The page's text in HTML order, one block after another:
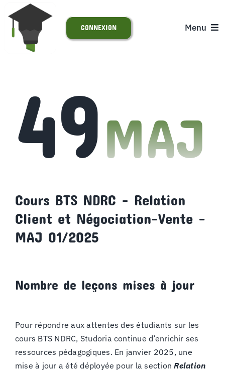
Passer
contenu
Menu
S’INSCRIRE
ACTUALITÉS
CONNEXION
49MAJ
Cours BTS NDRC – Relation
Client et Négociation-Vente –
MAJ 01/2025
Nombre de leçons mises à jour
Pour répondre aux attentes des étudiants sur les
cours BTS NDRC, Studoria continue d’enrichir ses
ressources pédagogiques. En janvier 2025, une
mise à jour a été déployée pour la sectionRelation